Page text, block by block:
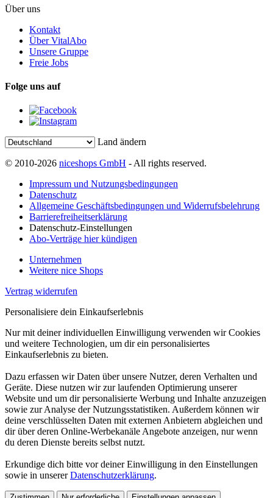
Über uns
Kontakt
Über VitalAbo
Unsere Gruppe
Freie Jobs
Folge uns auf
Land ändern
© 2010-2026 niceshops GmbH - All rights reserved.
Impressum und Nutzungsbedingungen
Datenschutz
Allgemeine Geschäftsbedingungen und Widerrufsbelehrung
Barrierefreiheitserklärung
Datenschutz-Einstellungen
Abo-Verträge hier kündigen
Unternehmen
Weitere nice Shops
Vertrag widerrufen
Personalisiere dein Einkaufserlebnis
Nur mit deiner individuellen Einwilligung verwenden wir Cookies
und weitere Technologien, um dir ein personalisiertes
Einkaufserlebnis zu bieten.
Dazu erfassen wir Daten über unsere Nutzer, deren Verhalten und
Geräte. Diese nutzen wir zur laufenden Optimierung unserer
Website und um dir personalisierte Werbung und Inhalte anzuzeigen
sowie zur Analyse der Nutzungsstatistiken. Außerdem können wir
deine verschlüsselten Daten mit externen Anbietern abgleichen und
dir über deren Online-Werbekanäle Angebote anzeigen, nur wenn
du deren Dienste bereits selbst nutzt.
Erkundige dich bitte vor deiner Einwilligung in den Einstellungen
sowie in unsererDatenschutzerklärung.